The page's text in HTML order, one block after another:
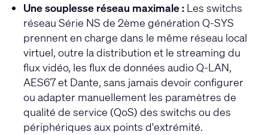
Une souplesse réseau maximale : Les switchs
réseau Série NS de 2ème génération Q-SYS
prennent en charge dans le même réseau local
virtuel, outre la distribution et le streaming du
flux vidéo, les flux de données audio Q-LAN,
AES67 et Dante, sans jamais devoir configurer
ou adapter manuellement les paramètres de
qualité de service (QoS) des switchs ou des
périphériques aux points d'extrémité.